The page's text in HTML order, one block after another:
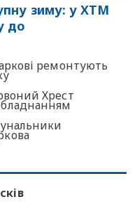
зиму: у ХТМ
до
ремонтують
Хрест